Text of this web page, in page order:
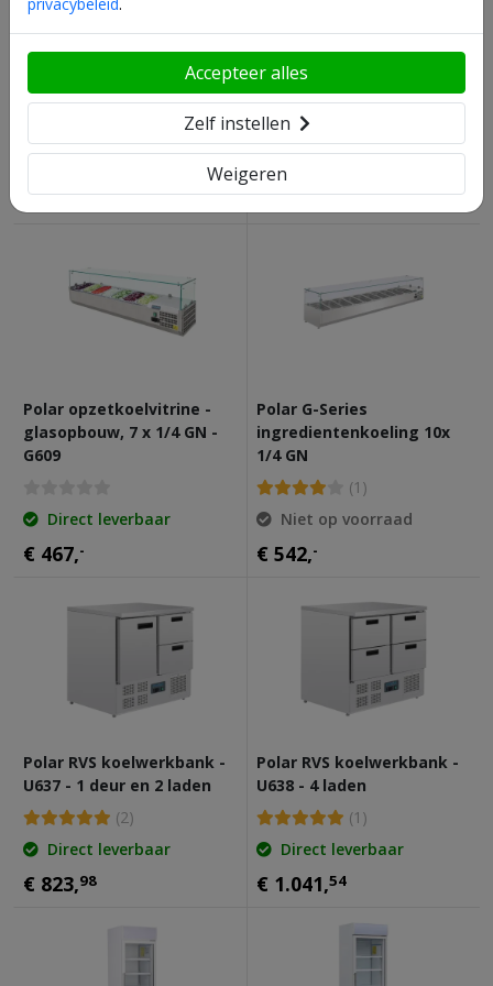
Polar RVS pizzawerkbank -
G604 - 2 deuren
€ 812,54
Polar RVS saladette - G606
- 2 deuren
Direct leverbaar
€ 660,55
Polar opzetkoelvitrine -
glasopbouw, 7 x 1/4 GN -
G609
Direct leverbaar
€ 467,-
Polar G-Series
ingredientenkoeling 10x
1/4 GN
(1)
Niet op voorraad
€ 542,-
Polar RVS koelwerkbank -
U637 - 1 deur en 2 laden
(2)
Direct leverbaar
€ 823,98
Polar RVS koelwerkbank -
U638 - 4 laden
(1)
Direct leverbaar
€ 1.041,54
Weigeren
Zelf instellen
Accepteer alles